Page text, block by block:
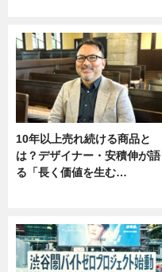
10年以上売れ続ける商品と
は？デザイナー・安積伸が語
る「長く価値を生む…